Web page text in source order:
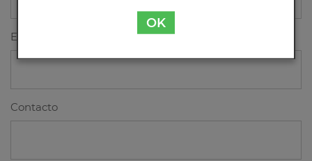
Email
Contacto
OK